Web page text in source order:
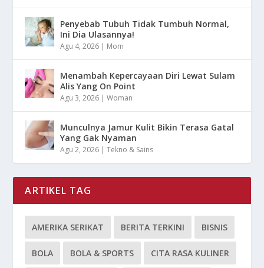
Penyebab Tubuh Tidak Tumbuh Normal,
Ini Dia Ulasannya!
Agu 4, 2026 | Mom
Menambah Kepercayaan Diri Lewat Sulam
Alis Yang On Point
Agu 3, 2026 |Woman
Munculnya Jamur Kulit Bikin Terasa Gatal
Yang Gak Nyaman
Agu 2, 2026 |Tekno & Sains
ARTIKEL TAG
AMERIKA SERIKAT BERITA TERKINI BISNIS
BOLA BOLA & SPORTS CITA RASA KULINER